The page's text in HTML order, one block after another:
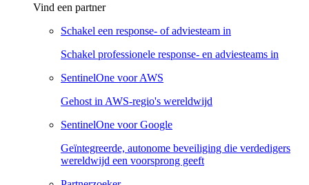
Vind een partner
Schakel een response- of adviesteam in
Schakel professionele response- en adviesteams in
SentinelOne voor AWS
Gehost in AWS-regio's wereldwijd
SentinelOne voor Google
Geïntegreerde, autonome beveiliging die verdedigers
wereldwijd een voorsprong geeft